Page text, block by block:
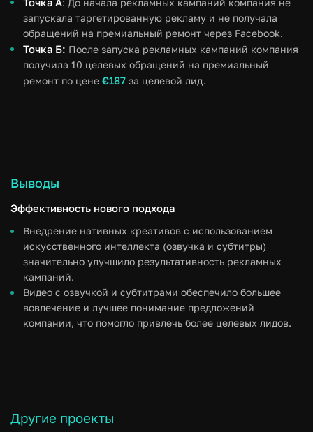
запускала таргетированную рекламу и не получала
обращений на премиальный ремонт через Facebook.
Точка Б: После запуска рекламных кампаний компания
получила 10 целевых обращений на премиальный
ремонт по цене €187за целевой лид.
Выводы
Эффективность нового подхода
Внедрение нативных креативов с использованием
искусственного интеллекта (озвучка и субтитры)
значительно улучшило результативность рекламных
кампаний.
Видео с озвучкой и субтитрами обеспечило большее
вовлечение и лучшее понимание предложений
компании, что помогло привлечь более целевых лидов.
Другие проекты